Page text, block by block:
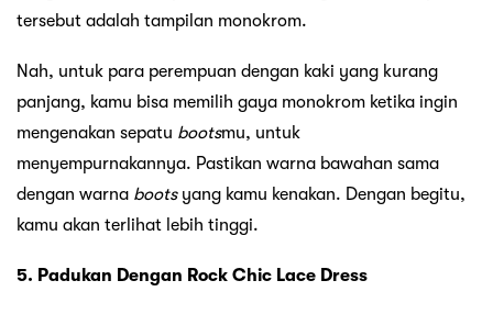
tersebut adalah tampilan monokrom.
Nah, untuk para perempuan dengan kaki yang kurang
panjang, kamu bisa memilih gaya monokrom ketika ingin
mengenakan sepatu bootsmu, untuk
menyempurnakannya. Pastikan warna bawahan sama
dengan warna bootsyang kamu kenakan. Dengan begitu,
kamu akan terlihat lebih tinggi.
5. Padukan Dengan Rock Chic Lace Dress